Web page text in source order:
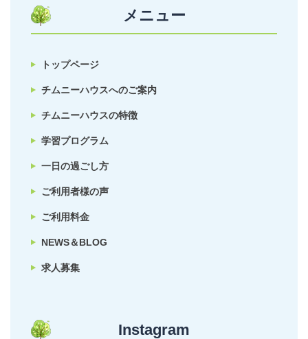
メニュー
トップページ
チムニーハウスへのご案内
チムニーハウスの特徴
学習プログラム
一日の過ごし方
ご利用者様の声
ご利用料金
NEWS＆BLOG
求人募集
Instagram